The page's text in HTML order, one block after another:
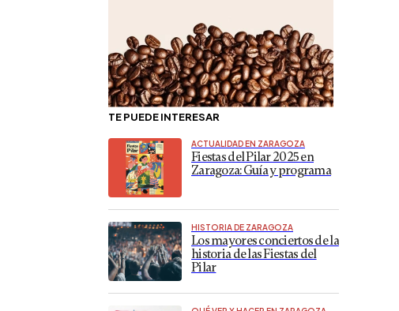
TE PUEDE INTERESAR
ACTUALIDAD EN ZARAGOZA
Fiestas del Pilar 2025 en
Zaragoza: Guía y programa
HISTORIA DE ZARAGOZA
Los mayores conciertos de la
historia de las Fiestas del
Pilar